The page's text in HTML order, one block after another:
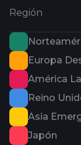
Región
América
Reino
Asia
Japón